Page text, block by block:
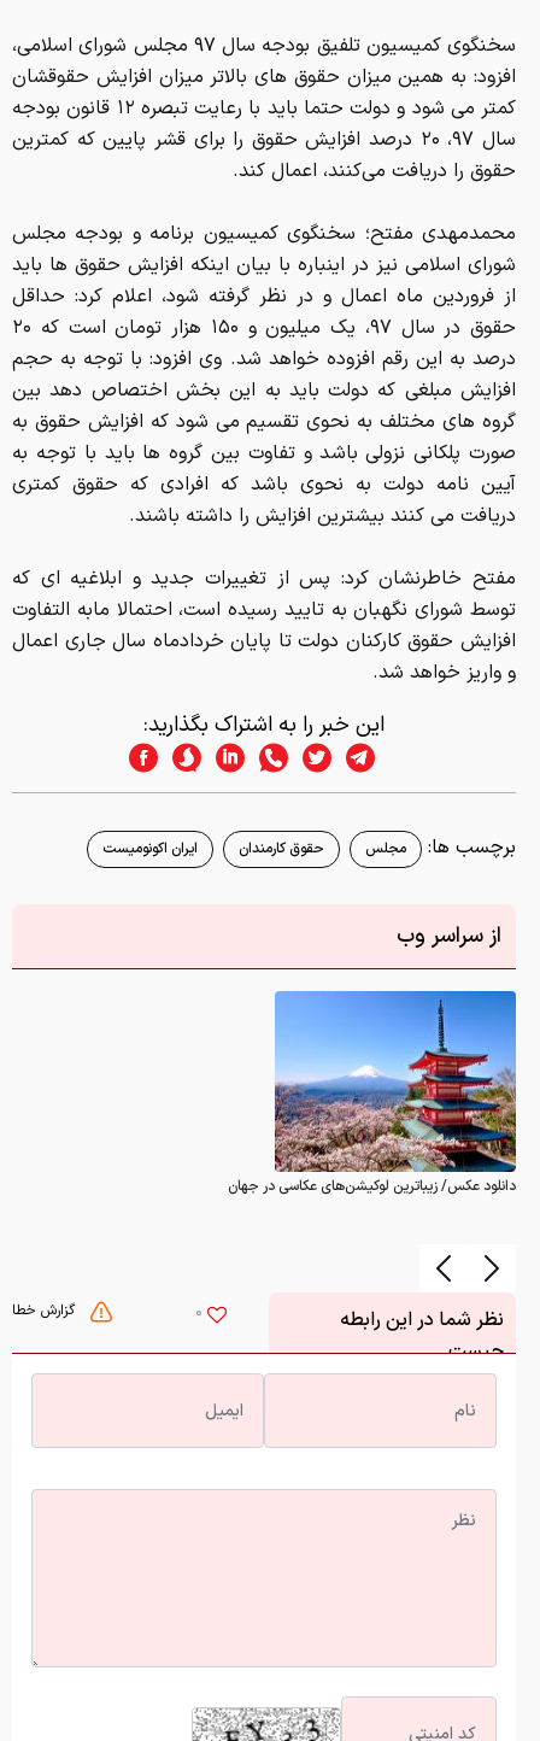
سخنگوی کمیسیون تلفیق بودجه سال ۹۷ مجلس شورای اسلامی،
افزود: به همین میزان حقوق های بالاتر میزان افزایش حقوقشان
کمتر می شود و دولت حتما باید با رعایت تبصره ۱۲ قانون بودجه
سال ۹۷، ۲۰ درصد افزایش حقوق را برای قشر پایین که کمترین
حقوق را دریافت می‌کنند، اعمال کند.
محمدمهدی مفتح؛ سخنگوی کمیسیون برنامه و بودجه مجلس
شورای اسلامی نیز در اینباره با بیان اینکه افزایش حقوق ها باید
از فروردین ماه اعمال و در نظر گرفته شود، اعلام کرد: حداقل
حقوق در سال ۹۷، یک میلیون و ۱۵۰ هزار تومان است که ۲۰
درصد به این رقم افزوده خواهد شد. وی افزود: با توجه به حجم
افزایش مبلغی که دولت باید به این بخش اختصاص دهد بین
گروه های مختلف به نحوی تقسیم می شود که افزایش حقوق به
صورت پلکانی نزولی باشد و تفاوت بین گروه ها باید با توجه به
آیین نامه دولت به نحوی باشد که افرادی که حقوق کمتری
دریافت می کنند بیشترین افزایش را داشته باشند.
مفتح خاطرنشان کرد: پس از تغییرات جدید و ابلاغیه ای که
توسط شورای نگهبان به تایید رسیده است، احتمالا مابه التفاوت
افزایش حقوق کارکنان دولت تا پایان خردادماه سال جاری اعمال
و واریز خواهد شد.
این خبر را به اشتراک بگذارید:
برچسب ها: مجلس حقوق کارمندان ایران اکونومیست
از سراسر وب
دانلود عکس/ زیباترین لوکیشن‌های عکاسی در جهان
گزارش خطا 0
نظر شما در این رابطه
چیست